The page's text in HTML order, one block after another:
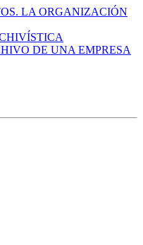
LA ORGANIZACIÓN
DE UNA EMPRESA